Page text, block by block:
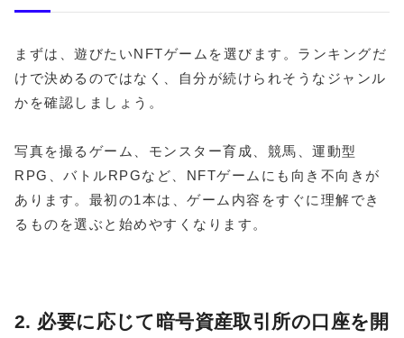
まずは、遊びたいNFTゲームを選びます。ランキングだ
けで決めるのではなく、自分が続けられそうなジャンル
かを確認しましょう。
写真を撮るゲーム、モンスター育成、競馬、運動型
RPG、バトルRPGなど、NFTゲームにも向き不向きが
あります。最初の1本は、ゲーム内容をすぐに理解でき
るものを選ぶと始めやすくなります。
2. 必要に応じて暗号資産取引所の口座を開